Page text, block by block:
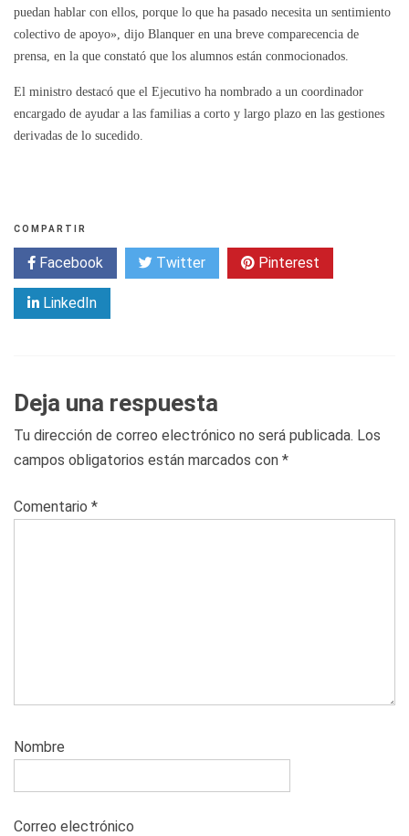
puedan hablar con ellos, porque lo que ha pasado necesita un sentimiento
colectivo de apoyo», dijo Blanquer en una breve comparecencia de
prensa, en la que constató que los alumnos están conmocionados.
El ministro destacó que el Ejecutivo ha nombrado a un coordinador
encargado de ayudar a las familias a corto y largo plazo en las gestiones
derivadas de lo sucedido.
COMPARTIR
Facebook Twitter Pinterest
LinkedIn
Deja una respuesta
Tu dirección de correo electrónico no será publicada. Los
campos obligatorios están marcados con *
Comentario *
Nombre
Correo electrónico